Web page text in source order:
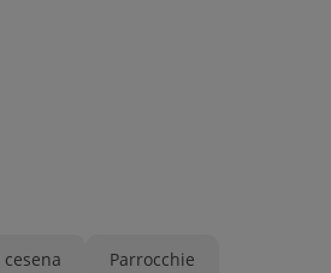
cesena Parrocchie